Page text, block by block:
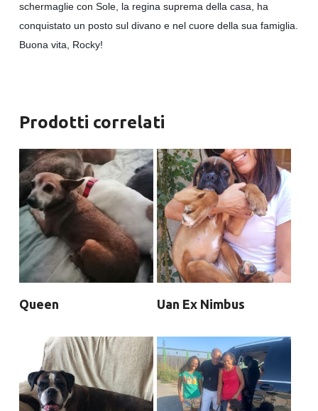
schermaglie con Sole, la regina suprema della casa, ha
conquistato un posto sul divano e nel cuore della sua famiglia.
Buona vita, Rocky!
Prodotti correlati
Queen Uan Ex Nimbus